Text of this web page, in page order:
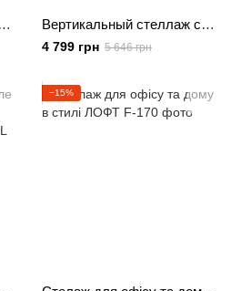
Современный металлический стеллаж с асимметричными полками Вертикальный стеллаж с кубическими нишами
4 799 грн 5 646 грн
−15%